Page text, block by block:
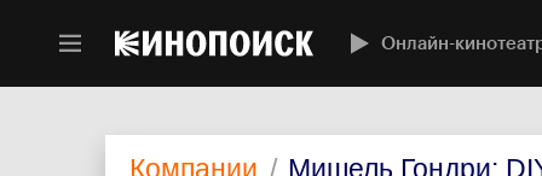
Онлайн-
Компании / Мишель Гондри: